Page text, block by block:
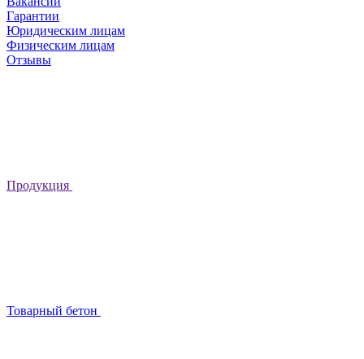
Гарантии
Юридическим лицам
Физическим лицам
Отзывы
Продукция
Товарный бетон